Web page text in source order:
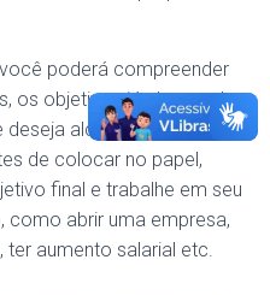
poderá compreender
os objetivos já alcançados
deseja alcançar nos
de colocar no papel,
final e trabalhe em seu
como abrir uma empresa,
aumento salarial etc.